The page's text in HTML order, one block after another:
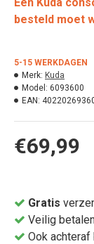
besteld moet
€69,99
5-15 WERKDAGEN
Merk: Kuda
Model: 6093600
EAN:
Gratis
Veilig
Ook achteraf